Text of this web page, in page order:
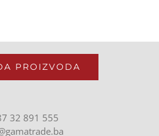
PROIZVODA
32 891 555